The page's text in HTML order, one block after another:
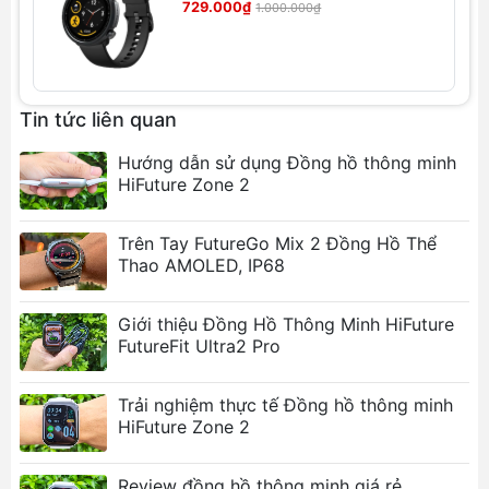
Thông số kỹ thuật
Kích thước mặt đồng hồ: Đường kính = 47mm,
Độ dày = 11.4mm
Kích thước dây đeo: Rộng = 22mm, Chiều dài
= 263mm
Trọng lượng: 52g (Bao gồm dây đeo)
Chất liệu: Kim loại + Nhựa + Gel Silica lỏng
Màn hình: Màn hình AMOLED 1.3 inch (360 x
360 điểm ảnh)
Dung lượng pin: 350mAh
Loại sạc: Sạc từ tính
Phiên bản Bluetooth: Bluetooth V5.0
Cảm biến: Cảm biến gia tốc, Cảm biến nhịp
tim, Cảm biến SpO2
Tuổi thọ pin: Chế độ hàng ngày 14 ngày, Chế
độ cơ bản 60 ngày
729.000₫ 1.000.000₫
Tin tức liên quan
Hướng dẫn sử dụng Đồng hồ thông minh
HiFuture Zone 2
Trên Tay FutureGo Mix 2 Đồng Hồ Thể
Thao AMOLED, IP68
Giới thiệu Đồng Hồ Thông Minh HiFuture
FutureFit Ultra2 Pro
Trải nghiệm thực tế Đồng hồ thông minh
HiFuture Zone 2